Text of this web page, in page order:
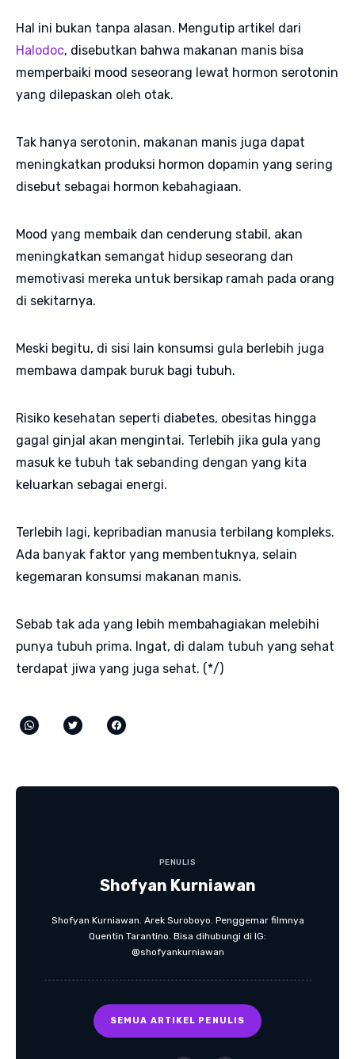
Hal ini bukan tanpa alasan. Mengutip artikel dari
Halodoc, disebutkan bahwa makanan manis bisa
memperbaiki mood seseorang lewat hormon serotonin
yang dilepaskan oleh otak.
Tak hanya serotonin, makanan manis juga dapat
meningkatkan produksi hormon dopamin yang sering
disebut sebagai hormon kebahagiaan.
Mood yang membaik dan cenderung stabil, akan
meningkatkan semangat hidup seseorang dan
memotivasi mereka untuk bersikap ramah pada orang
di sekitarnya.
Meski begitu, di sisi lain konsumsi gula berlebih juga
membawa dampak buruk bagi tubuh.
Risiko kesehatan seperti diabetes, obesitas hingga
gagal ginjal akan mengintai. Terlebih jika gula yang
masuk ke tubuh tak sebanding dengan yang kita
keluarkan sebagai energi.
Terlebih lagi, kepribadian manusia terbilang kompleks.
Ada banyak faktor yang membentuknya, selain
kegemaran konsumsi makanan manis.
Sebab tak ada yang lebih membahagiakan melebihi
punya tubuh prima. Ingat, di dalam tubuh yang sehat
terdapat jiwa yang juga sehat. (*/)
PENULIS
Shofyan Kurniawan
Shofyan Kurniawan. Arek Suroboyo. Penggemar filmnya
Quentin Tarantino. Bisa dihubungi di IG:
@shofyankurniawan
SEMUA ARTIKEL PENULIS